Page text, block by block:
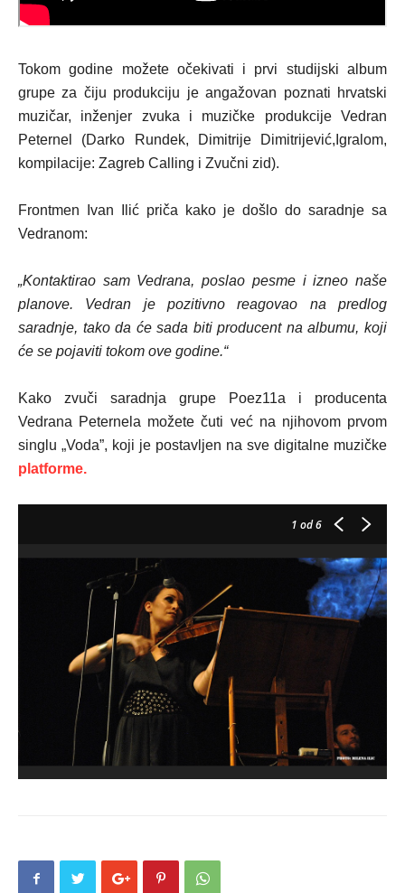
Tokom godine možete očekivati i prvi studijski album
grupe za čiju produkciju je angažovan poznati hrvatski
muzičar, inženjer zvuka i muzičke produkcije Vedran
Peternel (Darko Rundek, Dimitrije Dimitrijević,Igralom,
kompilacije: Zagreb Calling i Zvučni zid).
Frontmen Ivan Ilić priča kako je došlo do saradnje sa
Vedranom:
„Kontaktirao sam Vedrana, poslao pesme i izneo naše
planove. Vedran je pozitivno reagovao na predlog
saradnje, tako da će sada biti producent na albumu, koji
će se pojaviti tokom ove godine.“
Kako zvuči saradnja grupe Poez11a i producenta
Vedrana Peternela možete čuti već na njihovom prvom
singlu „Voda”, koji je postavljen na sve digitalne muzičke
platforme.
1 od 6